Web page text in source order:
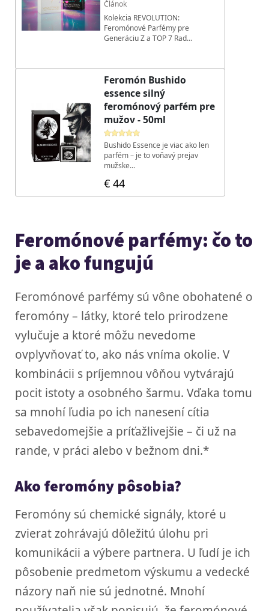
Feromónové parfémy: čo to
je a ako fungujú
Feromónové parfémy sú vône obohatené o
feromóny – látky, ktoré telo prirodzene
vylučuje a ktoré môžu nevedome
ovplyvňovať to, ako nás vníma okolie. V
kombinácii s príjemnou vôňou vytvárajú
pocit istoty a osobného šarmu. Vďaka tomu
sa mnohí ľudia po ich nanesení cítia
sebavedomejšie a príťažlivejšie – či už na
rande, v práci alebo v bežnom dni.*
Ako feromóny pôsobia?
Feromóny sú chemické signály, ktoré u
zvierat zohrávajú dôležitú úlohu pri
komunikácii a výbere partnera. U ľudí je ich
pôsobenie predmetom výskumu a vedecké
názory naň nie sú jednotné. Mnohí